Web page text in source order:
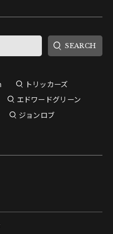
トリッカーズ
エドワードグリーン
ジョンロブ